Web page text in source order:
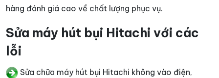
hàng đánh giá cao về chất lượng phục vụ.
Sửa máy hút bụi Hitachi với các
lỗi
Sửa chữa máy hút bụi Hitachi không vào điện,